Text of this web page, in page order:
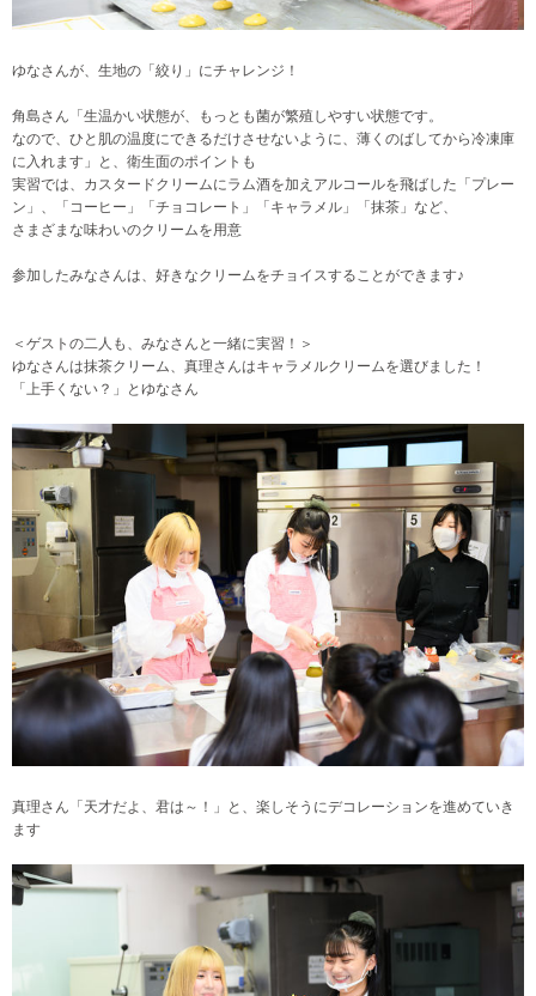
ゆなさんが、生地の「絞り」にチャレンジ！
角島さん「生温かい状態が、もっとも菌が繁殖しやすい状態です。
なので、ひと肌の温度にできるだけさせないように、薄くのばしてから冷凍庫
に入れます」と、衛生面のポイントも
実習では、カスタードクリームにラム酒を加えアルコールを飛ばした「プレー
ン」、「コーヒー」「チョコレート」「キャラメル」「抹茶」など、
さまざまな味わいのクリームを用意
参加したみなさんは、好きなクリームをチョイスすることができます♪
＜ゲストの二人も、みなさんと一緒に実習！＞
ゆなさんは抹茶クリーム、真理さんはキャラメルクリームを選びました！
「上手くない？」とゆなさん
真理さん「天才だよ、君は～！」と、楽しそうにデコレーションを進めていき
ます